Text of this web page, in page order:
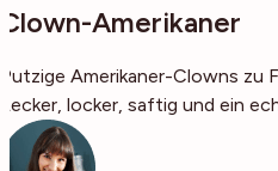
Clown-Amerikaner
Putzige Amerikaner-Clowns zu
Lecker, locker, saftig und ein